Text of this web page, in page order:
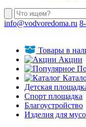
info@vodvoredoma.ru
Товары в
Акции
Детская
Спорт площадка
Благоустройство
Изделия для